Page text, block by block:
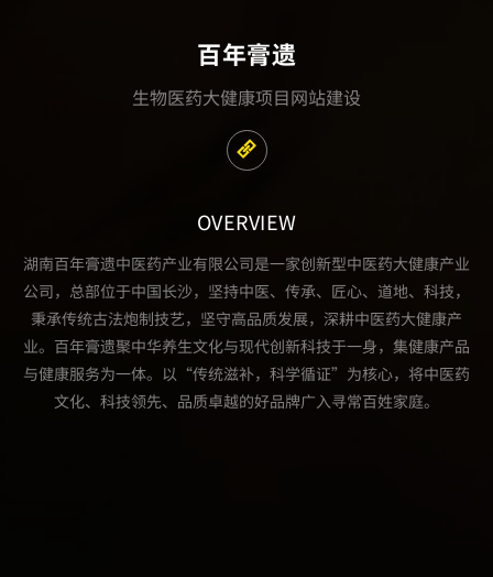
百年膏遗
生物医药大健康项目网站建设
OVERVIEW
湖南百年膏遗中医药产业有限公司是一家创新型中医药大健康产业
公司，总部位于中国长沙，坚持中医、传承、匠心、道地、科技，
秉承传统古法炮制技艺，坚守高品质发展，深耕中医药大健康产
业。百年膏遗聚中华养生文化与现代创新科技于一身，集健康产品
与健康服务为一体。以“传统滋补，科学循证”为核心，将中医药
文化、科技领先、品质卓越的好品牌广入寻常百姓家庭。